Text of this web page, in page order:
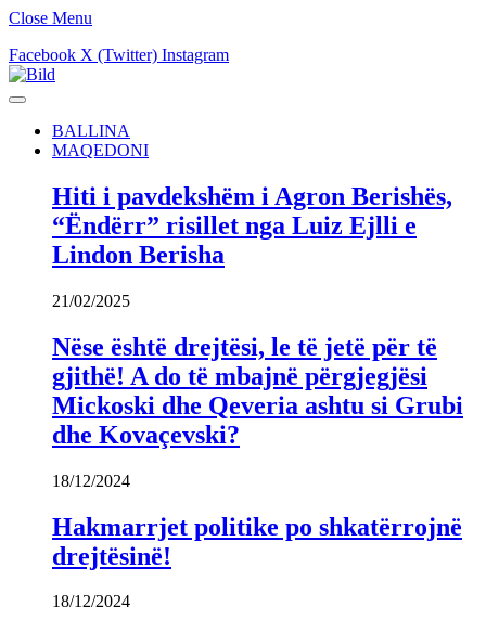
Close Menu
Facebook X (Twitter) Instagram
BALLINA
MAQEDONI
Hiti i pavdekshëm i Agron Berishës,
“Ëndërr” risillet nga Luiz Ejlli e
Lindon Berisha
21/02/2025
Nëse është drejtësi, le të jetë për të
gjithë! A do të mbajnë përgjegjësi
Mickoski dhe Qeveria ashtu si Grubi
dhe Kovaçevski?
18/12/2024
Hakmarrjet politike po shkatërrojnë
drejtësinë!
18/12/2024